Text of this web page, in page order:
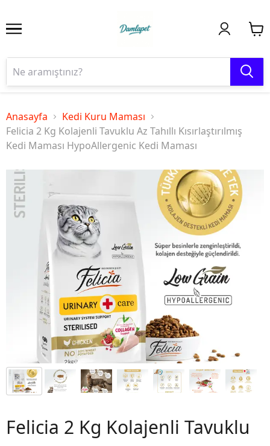
Anasayfa
Kedi Kuru Maması
Felicia 2 Kg Kolajenli Tavuklu Az Tahıllı Kısırlaştırılmış
Kedi Maması HypoAllergenic Kedi Maması
Felicia 2 Kg Kolajenli Tavuklu